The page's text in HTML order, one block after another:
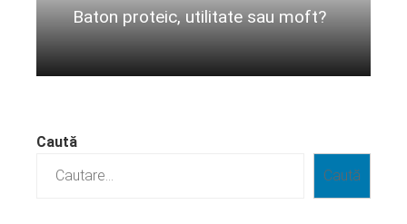
Baton proteic, utilitate sau moft?
Caută
Caută